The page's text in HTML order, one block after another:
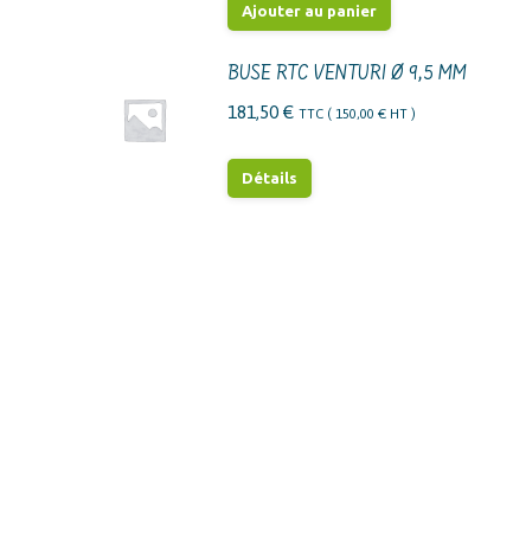
Ajouter au panier
BUSE RTC VENTURI Ø 9,5 MM
181,50 € TTC ( 150,00 € HT )
Détails